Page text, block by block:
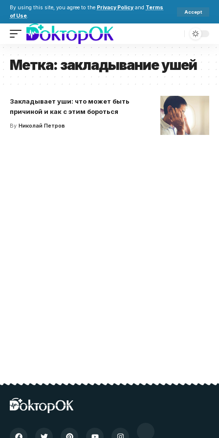
By using this site, you agree to the Privacy Policy and Terms
of Use.
Accept
Метка: закладывание ушей
Закладывает уши: что может быть
причиной и как с этим бороться
By Николай Петров